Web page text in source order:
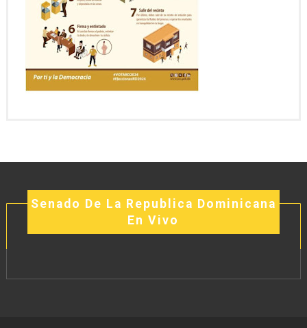
Senado De La Republica Dominicana
En Vivo